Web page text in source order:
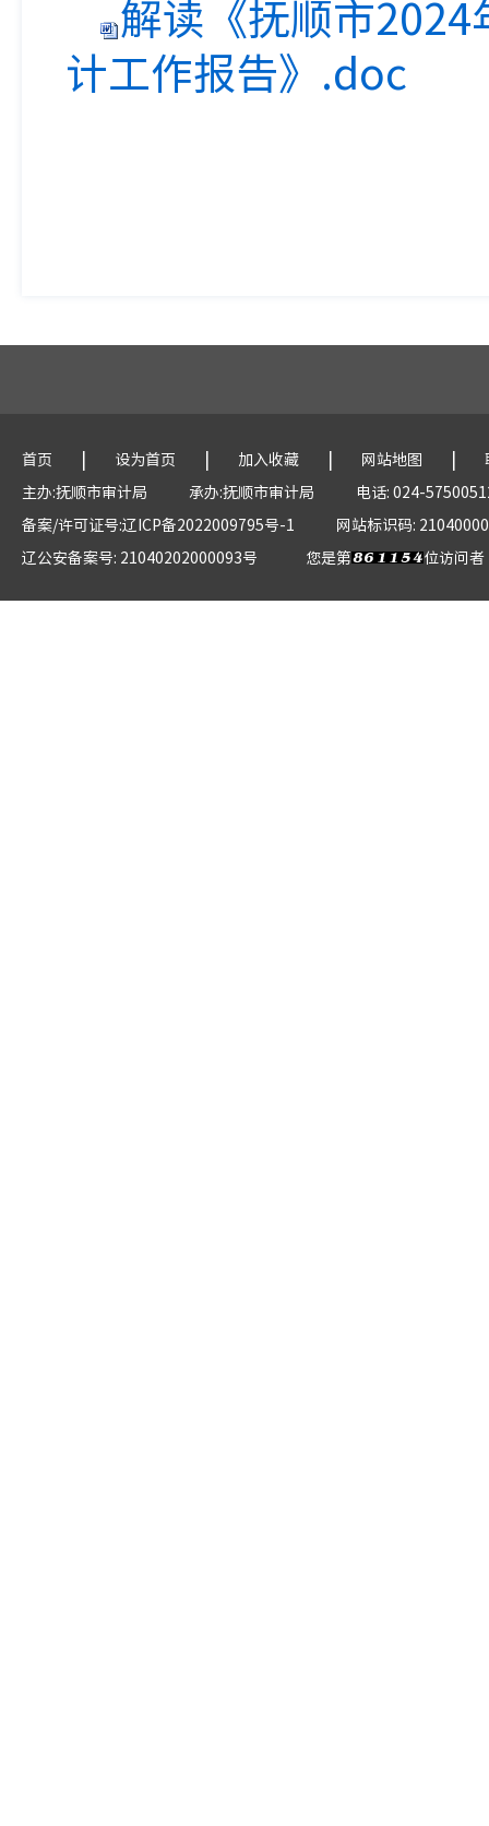
解读《抚顺市
计工作报告》.doc
首页 | 设为首页 | 加入收藏 | 网站地图 |
主办:抚顺市审计局
承办:抚顺市审计局
电话: 024-
备案/许可证号:辽ICP备2022009795号-1
网站标识码:
辽公安备案号: 21040202000093号
您是第 位访问者